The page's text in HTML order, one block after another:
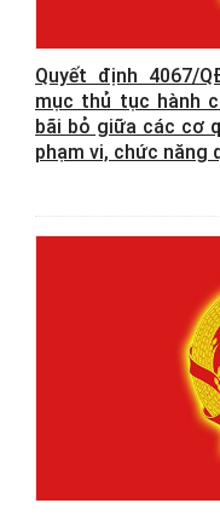
Quyết định 4067/
mục thủ tục hành
bãi bỏ giữa các cơ
phạm vi, chức năng